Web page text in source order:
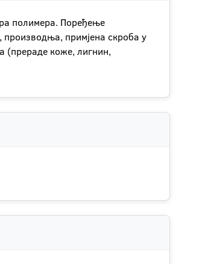
полимера. Поређење
примјена скроба у
(прераде коже, лигнин,